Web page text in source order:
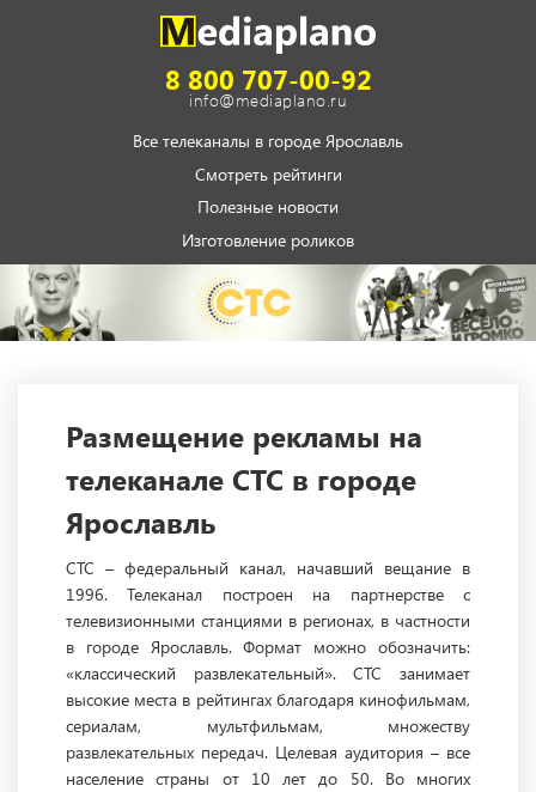
8 800 707-00-92
info@mediaplano.ru
Все телеканалы в городе Ярославль
Смотреть рейтинги
Полезные новости
Изготовление роликов
Размещение рекламы на
телеканале СТС в городе
Ярославль
СТС – федеральный канал, начавший вещание в
1996. Телеканал построен на партнерстве с
телевизионными станциями в регионах, в частности
в городе Ярославль. Формат можно обозначить:
«классический развлекательный». СТС занимает
высокие места в рейтингах благодаря кинофильмам,
сериалам, мультфильмам, множеству
развлекательных передач. Целевая аудитория – все
население страны от 10 лет до 50. Во многих